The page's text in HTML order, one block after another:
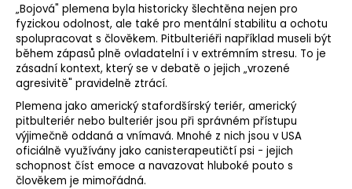
„Bojová" plemena byla historicky šlechtěna nejen pro
fyzickou odolnost, ale také pro mentální stabilitu a ochotu
spolupracovat s člověkem. Pitbulteriéři například museli být
během zápasů plně ovladatelní i v extrémním stresu. To je
zásadní kontext, který se v debatě o jejich „vrozené
agresivitě" pravidelně ztrácí.
Plemena jako americký stafordšírský teriér, americký
pitbulteriér nebo bulteriér jsou při správném přístupu
výjimečně oddaná a vnímavá. Mnohé z nich jsou v USA
oficiálně využívány jako canisterapeutičtí psi - jejich
schopnost číst emoce a navazovat hluboké pouto s
člověkem je mimořádná.